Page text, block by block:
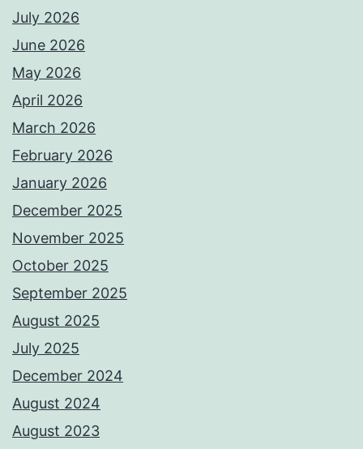
July 2026
June 2026
May 2026
April 2026
March 2026
February 2026
January 2026
December 2025
November 2025
October 2025
September 2025
August 2025
July 2025
December 2024
August 2024
August 2023